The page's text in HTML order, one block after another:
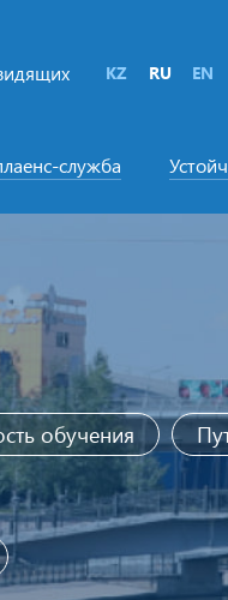
KZ RU EN
служба
обучения